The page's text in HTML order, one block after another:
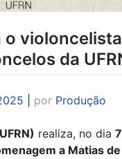
da
por Produção
realiza, no dia
a Matias